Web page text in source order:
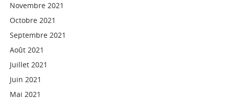
Novembre 2021
Octobre 2021
Septembre 2021
Août 2021
Juillet 2021
Juin 2021
Mai 2021